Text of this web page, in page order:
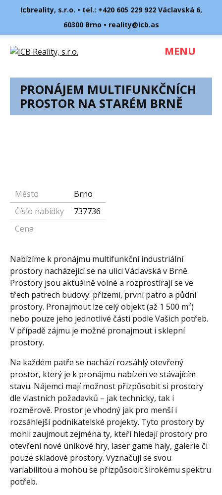
Icbreality, s.r.o. • tel.: +420 605 229 922 Václavská 6,
60300 Brno • reality@icb.as
MENU
PRONÁJEM MULTIFUNKČNÍCH
PROSTOR NA STARÉM BRNĚ
Město
Brno
Číslo nabídky
737736
Cena
Nabízíme k pronájmu multifunkční industriální
prostory nacházející se na ulici Václavská v Brně.
Prostory jsou aktuálně volné a rozprostírají se ve
třech patrech budovy: přízemí, první patro a půdní
prostory. Pronajmout lze celý objekt (až 1 500 m²)
nebo pouze jeho jednotlivé části podle Vašich potřeb.
V případě zájmu je možné pronajmout i sklepní
prostory.
Na každém patře se nachází rozsáhlý otevřený
prostor, který je k pronájmu nabízen ve stávajícím
stavu. Nájemci mají možnost přizpůsobit si prostory
dle vlastních požadavků – jak technicky, tak i
rozměrově. Prostor je vhodný jak pro menší i
rozsáhlejší podnikatelské projekty. Tyto prostory by
mohli zaujmout zejména ty, kteří hledají prostory pro
otevření nové únikové hry, laser game haly, galerie či
pouze skladové prostory. Vyznačují se svou
variabilitou a mohou se přizpůsobit širokému spektru
potřeb.